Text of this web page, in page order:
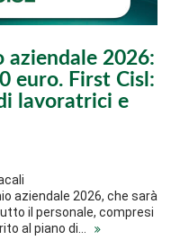
aziendale 2026:
euro. First Cisl:
lavoratrici e
aziendale 2026, che sarà
il personale, compresi
al piano di…